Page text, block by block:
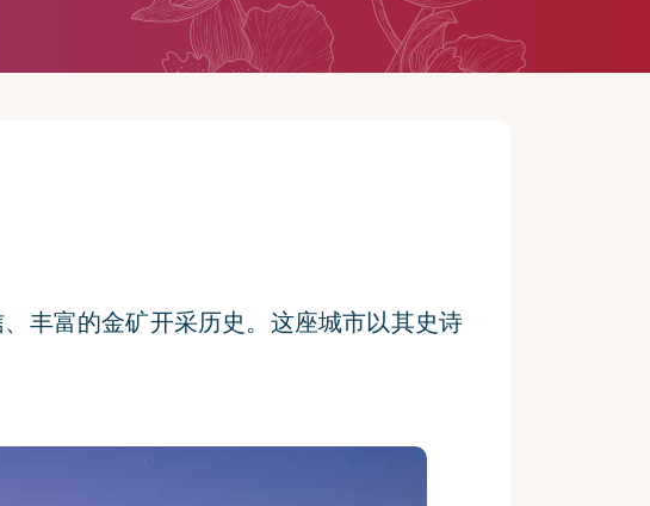
丰富的金矿开采历史。这座城市以其史诗